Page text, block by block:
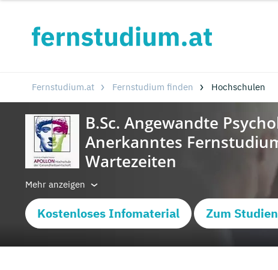
Fernstudium.at Fernstudium finden Hochschulen
Mehr anzeigen
Kostenloses Infomaterial Zum